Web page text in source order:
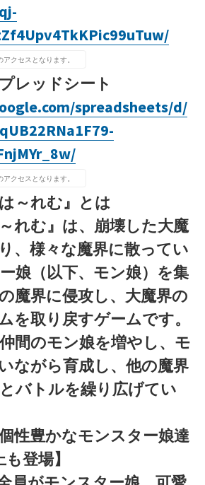
クセスとなります。
レッドシート
spreadsheets/d/
クセスとなります。
～れむ』とは
れむ』は、崩壊した大魔
、様々な魔界に散ってい
娘（以下、モン娘）を集
魔界に侵攻し、大魔界の
を取り戻すゲームです。
間のモン娘を増やし、モ
ながら育成し、他の魔界
バトルを繰り広げてい
性豊かなモンスター娘達
登場】